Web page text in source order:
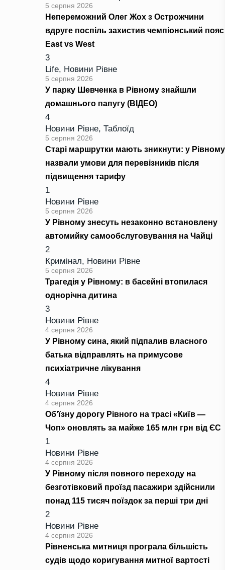
5 серпня 2026
Непереможний Олег Жох з Острожчини
вдруге поспіль захистив чемпіонський пояс
East vs West
3
Life, Новини Рівне
5 серпня 2026
У парку Шевченка в Рівному знайшли
домашнього папугу (ВІДЕО)
4
Новини Рівне, Таблоїд
5 серпня 2026
Старі маршрутки мають зникнути: у Рівному
назвали умови для перевізників після
підвищення тарифу
1
Новини Рівне
5 серпня 2026
У Рівному знесуть незаконно встановлену
автомийку самообслуговування на Чайці
2
Кримінал, Новини Рівне
5 серпня 2026
Трагедія у Рівному: в басейні втопилася
однорічна дитина
3
Новини Рівне
4 серпня 2026
У Рівному сина, який підпалив власного
батька відправлять на примусове
психіатричне лікування
4
Новини Рівне
4 серпня 2026
Об’їзну дорогу Рівного на трасі «Київ —
Чоп» оновлять за майже 165 млн грн від ЄС
1
Новини Рівне
4 серпня 2026
У Рівному після повного переходу на
безготівковий проїзд пасажири здійснили
понад 115 тисяч поїздок за перші три дні
2
Новини Рівне
4 серпня 2026
Рівненська митниця програла більшість
судів щодо коригування митної вартості